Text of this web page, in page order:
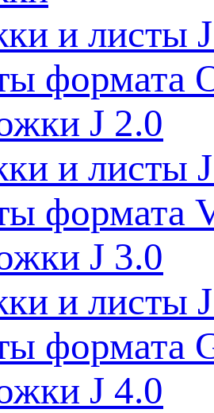
и листы
формата
J 2.0
и листы
формата
J 3.0
и листы
формата
J 4.0